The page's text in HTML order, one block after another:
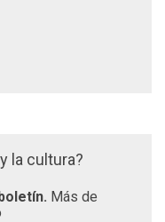
la cultura?
Más de